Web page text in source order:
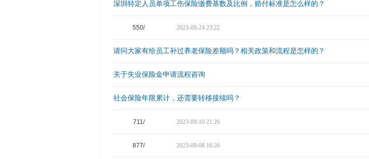
深圳特定人员单项工伤保险缴费基数及比例，赔付标准是怎么样的？
550/ 2023-09-24 23:22
请问大家有给员工补过养老保险差额吗？相关政策和流程是怎样的？
关于失业保险金申请流程咨询
社会保险年限累计，还需要转移接续吗？
711/ 2023-09-10 21:26
877/ 2023-09-08 16:26